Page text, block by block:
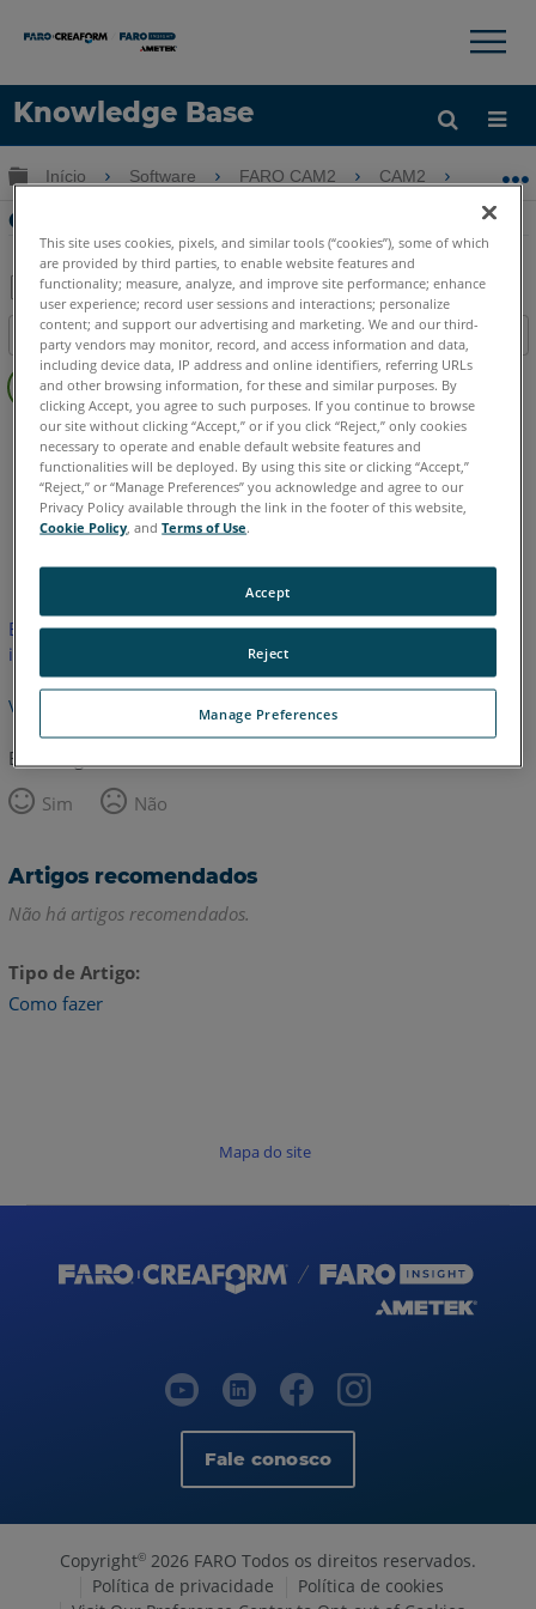
Knowledge Base
Idioma
×
Expandir/recolher hierarquia global
Início Software FARO CAM2 CAM2
Criar exibições personalizadas no CAM2
Salvar
como
PDF
Índice
Sem
cabeçalhos
CAM2 2026 2025 2024 2023 2021 2020 2019 2018
Inglês
Este artigo não foi traduzido.Clique aqui para ver a versão em
inglês.
Voltar para o topo
Este artigo foi útil?
Sim
Não
Artigos recomendados
Não há artigos recomendados.
Tipo de Artigo
Como fazer
Mapa do site
Fale conosco
Copyright© 2026 FARO Todos os direitos reservados.
Política de privacidade
Política de cookies
This site uses cookies, pixels, and similar tools (“cookies”), some of which
are provided by third parties, to enable website features and
functionality; measure, analyze, and improve site performance; enhance
user experience; record user sessions and interactions; personalize
content; and support our advertising and marketing. We and our third-
party vendors may monitor, record, and access information and data,
including device data, IP address and online identifiers, referring URLs
and other browsing information, for these and similar purposes. By
clicking Accept, you agree to such purposes. If you continue to browse
our site without clicking “Accept,” or if you click “Reject,” only cookies
necessary to operate and enable default website features and
functionalities will be deployed. By using this site or clicking “Accept,”
“Reject,” or “Manage Preferences” you acknowledge and agree to our
Privacy Policy available through the link in the footer of this website,
Cookie Policy , andTerms of Use.
Manage Preferences
Reject
Accept